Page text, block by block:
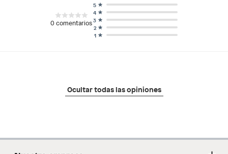
0comentarios
1
2
3
4
5
Ocultar todas las opiniones